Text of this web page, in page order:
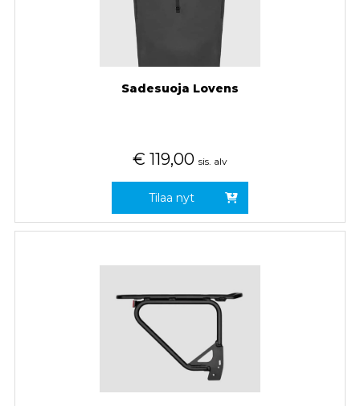
Sadesuoja Lovens
€ 119,00 sis. alv
Tilaa nyt